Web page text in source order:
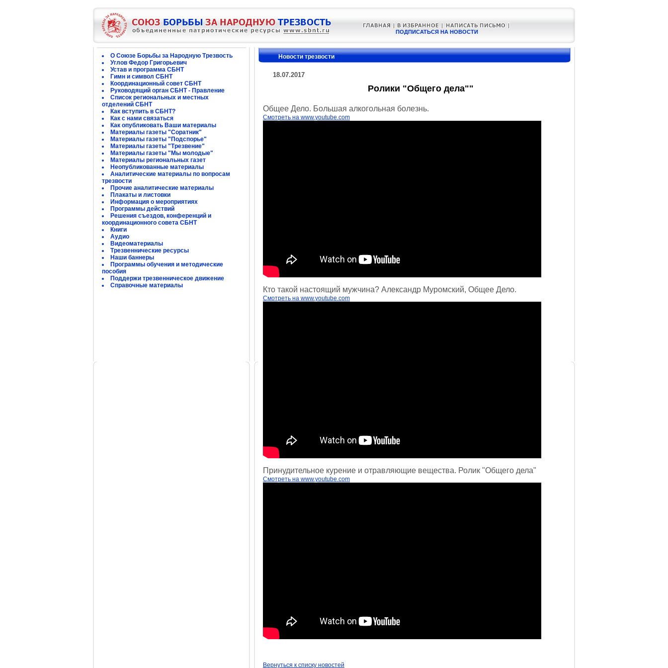
ПОДПИСАТЬСЯ НА НОВОСТИ
О Союзе Борьбы за Народную Трезвость
Углов Федор Григорьевич
Устав и программа СБНТ
Гимн и символ СБНТ
Координационный совет СБНТ
Руководящий орган СБНТ - Правление
Список региональных и местных
отделений СБНТ
Как вступить в СБНТ?
Как с нами связаться
Как опубликовать Ваши материалы
Материалы газеты "Соратник"
Материалы газеты "Подспорье"
Материалы газеты "Трезвение"
Материалы газеты "Мы молодые"
Материалы региональных газет
Неопубликованные материалы
Аналитические материалы по вопросам
трезвости
Прочие аналитические материалы
Плакаты и листовки
Информация о мероприятиях
Программы действий
Решения съездов, конференций и
координационного совета СБНТ
Книги
Аудио
Видеоматериалы
Трезвеннические ресурсы
Наши баннеры
Программы обучения и методические
пособия
Поддержи трезвенническое движение
Справочные материалы
Новости трезвости
18.07.2017
Ролики "Общего дела""
Общее Дело. Большая алкогольная болезнь.
Смотреть на www.youtube.com
Кто такой настоящий мужчина? Александр Муромский, Общее Дело.
Смотреть на www.youtube.com
Принудительное курение и отравляющие вещества. Ролик "Общего дела"
Смотреть на www.youtube.com
Вернуться к списку новостей